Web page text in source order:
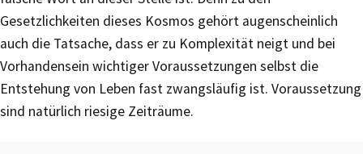
Gesetzlichkeiten dieses Kosmos gehört augenscheinlich
auch die Tatsache, dass er zu Komplexität neigt und bei
Vorhandensein wichtiger Voraussetzungen selbst die
Entstehung von Leben fast zwangsläufig ist. Voraussetzung
sind natürlich riesige Zeiträume.